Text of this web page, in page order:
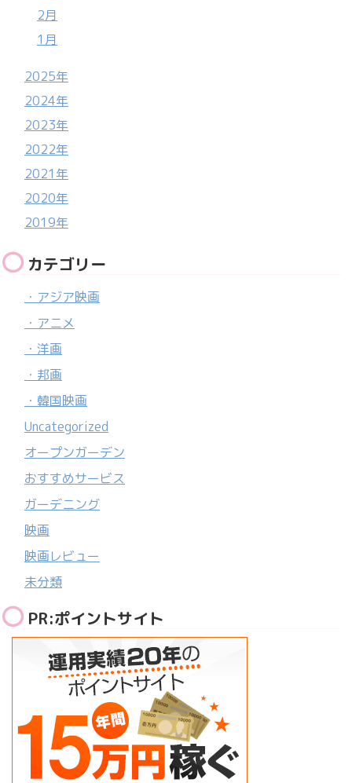
2月
1月
2025年
2024年
2023年
2022年
2021年
2020年
2019年
カテゴリー
・アジア映画
・アニメ
・洋画
・邦画
・韓国映画
Uncategorized
オープンガーデン
おすすめサービス
ガーデニング
映画
映画レビュー
未分類
PR:ポイントサイト